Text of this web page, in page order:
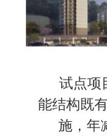
试点项目
能结构既
施，年